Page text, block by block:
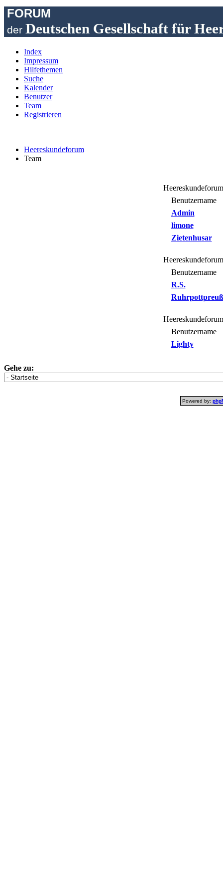
FORUM
der Deutschen Gesellschaft für
Index
Impressum
Hilfethemen
Suche
Kalender
Benutzer
Team
Registrieren
Heereskundeforum
Team
Benutzername
Admin
limone
Zietenhusar
Benutzername
R.S.
Benutzername
Lighty
Gehe zu:
Powered by: